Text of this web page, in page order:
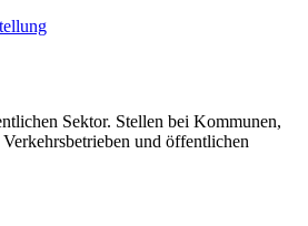
Sektor. Stellen bei Kommunen,
und öffentlichen